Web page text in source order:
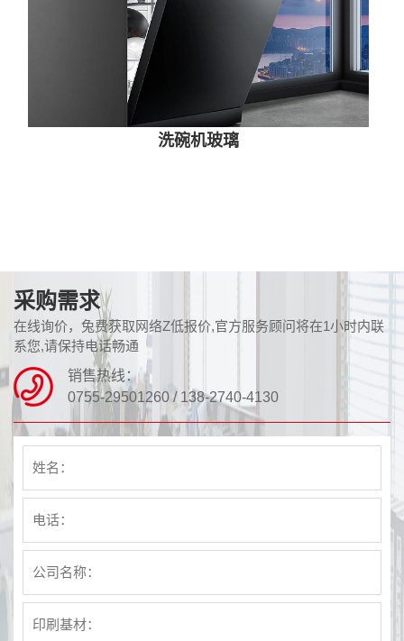
洗碗机玻璃
采购需求
在线询价，兔费获取网络Z低报价,官方服务顾问将在1小时内联
系您,请保持电话畅通
销售热线：
0755-29501260 / 138-2740-4130